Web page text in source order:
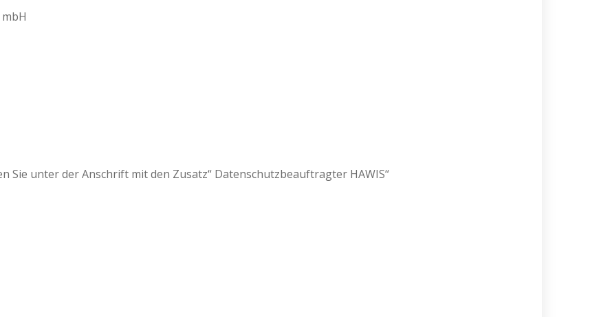
Sie unter der Anschrift mit den Zusatz“ Datenschutzbeauftragter HAWIS“